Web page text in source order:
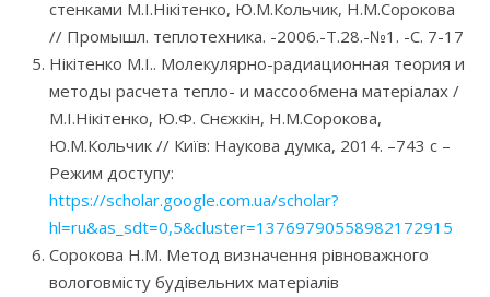
стенками М.І.Нікітенко, Ю.М.Кольчик, Н.М.Сорокова
// Промышл. теплотехника. -2006.-Т.28.-№1. -С. 7-17
Нікітенко М.І.. Молекулярно-радиационная теория и
методы расчета тепло- и массообмена матеріалах /
М.І.Нікітенко, Ю.Ф. Снєжкін, Н.М.Сорокова,
Ю.М.Кольчик // Київ: Наукова думка, 2014. –743 с –
Режим доступу:
https://scholar.google.com.ua/scholar?
hl=ru&as_sdt=0,5&cluster=13769790558982172915
Сорокова Н.М. Метод визначення рівноважного
вологовмісту будівельних матеріалів